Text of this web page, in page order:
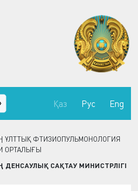
ҰЛТТЫҚ ФТИЗИОПУЛЬМОНОЛОГИЯ
ОРТАЛЫҒЫ
САҚТАУ МИНИСТРЛІГІ
Қаз Рус Eng